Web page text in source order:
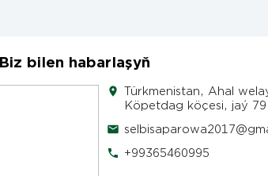
Biz bilen habarlaşyň
Türkmenistan, Ahal
Köpetdag köçesi, jaý 79
+99365460995